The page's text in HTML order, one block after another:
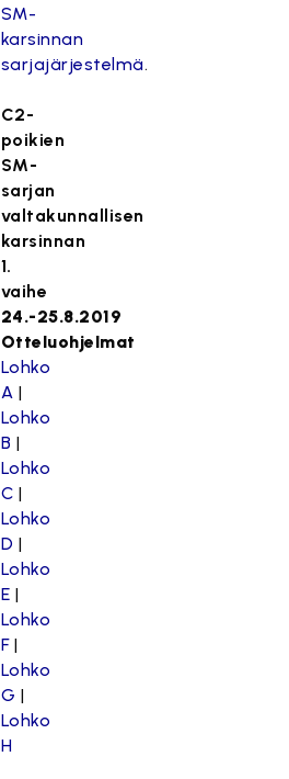
SM-
karsinnan
sarjajärjestelmä.
C2-
poikien
SM-
sarjan
valtakunnallisen
karsinnan
1.
vaihe
24.-25.8.2019
Otteluohjelmat
Lohko
A |
Lohko
B |
Lohko
C |
Lohko
D |
Lohko
E |
Lohko
F|
Lohko
G |
Lohko
H